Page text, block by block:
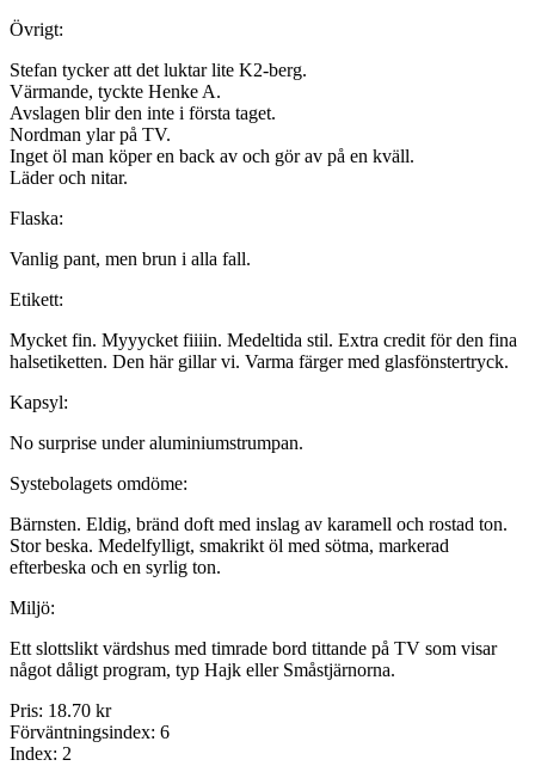
Övrigt:
Stefan tycker att det luktar lite K2-berg.
Värmande, tyckte Henke A.
Avslagen blir den inte i första taget.
Nordman ylar på TV.
Inget öl man köper en back av och gör av på en kväll.
Läder och nitar.
Flaska:
Vanlig pant, men brun i alla fall.
Etikett:
Mycket fin. Myyycket fiiiin. Medeltida stil. Extra credit för den fina
halsetiketten. Den här gillar vi. Varma färger med glasfönstertryck.
Kapsyl:
No surprise under aluminiumstrumpan.
Systebolagets omdöme:
Bärnsten. Eldig, bränd doft med inslag av karamell och rostad ton.
Stor beska. Medelfylligt, smakrikt öl med sötma, markerad
efterbeska och en syrlig ton.
Miljö:
Ett slottslikt värdshus med timrade bord tittande på TV som visar
något dåligt program, typ Hajk eller Småstjärnorna.
Pris: 18.70 kr
Förväntningsindex: 6
Index: 2